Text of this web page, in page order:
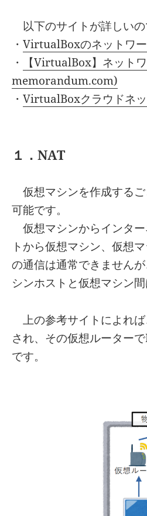
以下のサイトが詳しいの
・VirtualBoxのネットワ
・
【VirtualBox】ネット
memorandum.com)
・VirtualBoxクラウドネ
１．NAT
仮想マシンを作成する
可能です。
仮想マシンからインタ
トから仮想マシン、仮想
の通信は通常できません
シンホストと仮想マシン
上の参考サイトによれ
され、その仮想ルーター
です。